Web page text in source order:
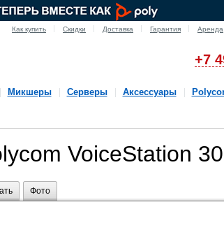
Как купить Скидки Доставка Гарантия Аренда
+7
Микшеры Серверы Аксессуары
VoiceStation
Фото